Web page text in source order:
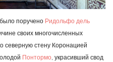
поручено Ридольфо дель
своих многочисленных
северную стену Коронацией
Понтормо , украсивший свод